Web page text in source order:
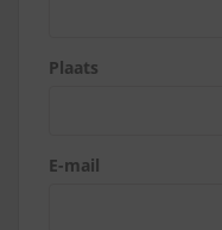
Plaats
E-mail